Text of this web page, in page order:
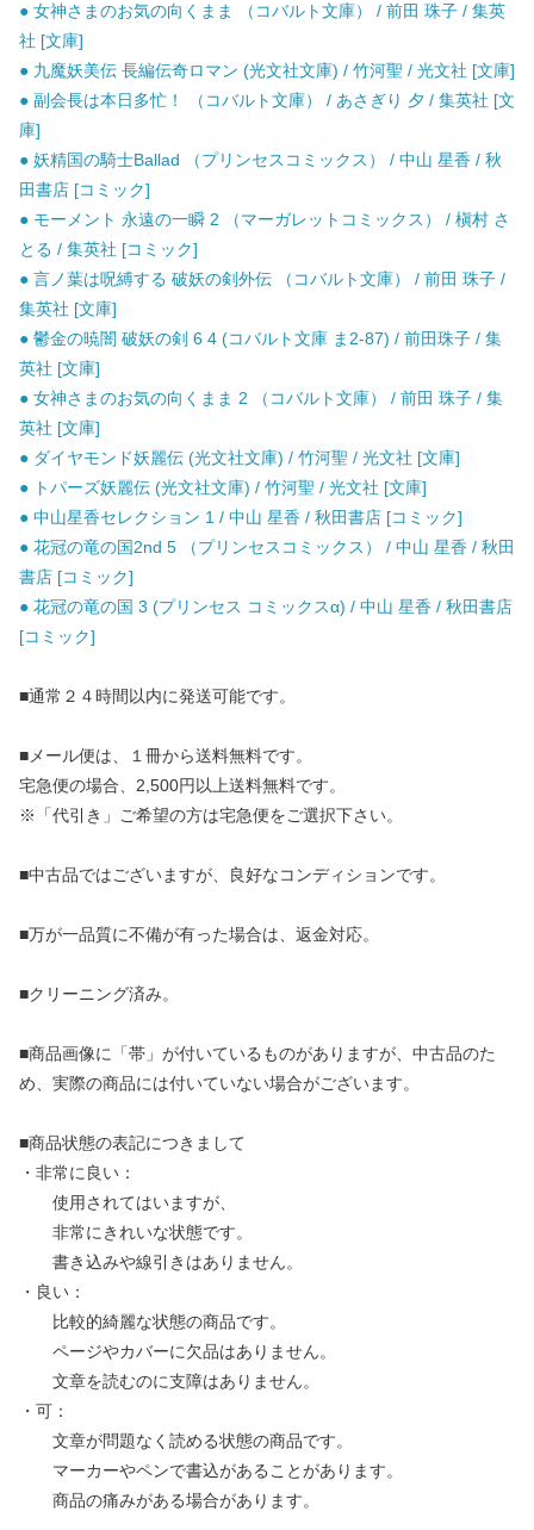
● 女神さまのお気の向くまま （コバルト文庫） / 前田 珠子 / 集英
社 [文庫]
● 九魔妖美伝 長編伝奇ロマン (光文社文庫) / 竹河聖 / 光文社 [文庫]
● 副会長は本日多忙！ （コバルト文庫） / あさぎり 夕 / 集英社 [文
庫]
● 妖精国の騎士Ballad （プリンセスコミックス） / 中山 星香 / 秋
田書店 [コミック]
● モーメント 永遠の一瞬 2 （マーガレットコミックス） / 槇村 さ
とる / 集英社 [コミック]
● 言ノ葉は呪縛する 破妖の剣外伝 （コバルト文庫） / 前田 珠子 /
集英社 [文庫]
● 鬱金の暁闇 破妖の剣 6 4 (コバルト文庫 ま2-87) / 前田珠子 / 集
英社 [文庫]
● 女神さまのお気の向くまま 2 （コバルト文庫） / 前田 珠子 / 集
英社 [文庫]
● ダイヤモンド妖麗伝 (光文社文庫) / 竹河聖 / 光文社 [文庫]
● トパーズ妖麗伝 (光文社文庫) / 竹河聖 / 光文社 [文庫]
● 中山星香セレクション 1 / 中山 星香 / 秋田書店 [コミック]
● 花冠の竜の国2nd 5 （プリンセスコミックス） / 中山 星香 / 秋田
書店 [コミック]
● 花冠の竜の国 3 (プリンセス コミックスα) / 中山 星香 / 秋田書店
[コミック]
■通常２４時間以内に発送可能です。
■メール便は、１冊から送料無料です。
宅急便の場合、2,500円以上送料無料です。
※「代引き」ご希望の方は宅急便をご選択下さい。
■中古品ではございますが、良好なコンディションです。
■万が一品質に不備が有った場合は、返金対応。
■クリーニング済み。
■商品画像に「帯」が付いているものがありますが、中古品のた
め、実際の商品には付いていない場合がございます。
■商品状態の表記につきまして
・非常に良い：
使用されてはいますが、
非常にきれいな状態です。
書き込みや線引きはありません。
・良い：
比較的綺麗な状態の商品です。
ページやカバーに欠品はありません。
文章を読むのに支障はありません。
・可：
文章が問題なく読める状態の商品です。
マーカーやペンで書込があることがあります。
商品の痛みがある場合があります。